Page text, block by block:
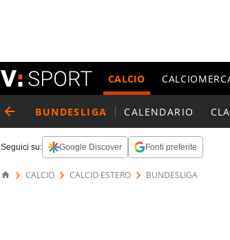
CALCIO
BUNDESLIGA CALENDARIO
Seguici su: Google Discover Fonti preferite
CALCIO CALCIO ESTERO BUNDESLIGA